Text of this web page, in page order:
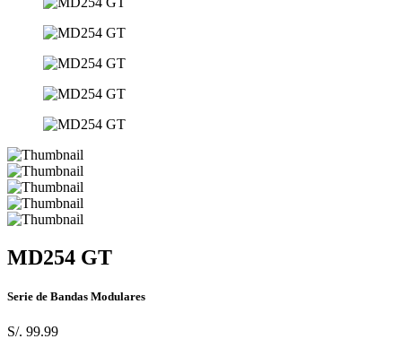
MD254 GT
Serie de Bandas Modulares
S/. 99.99